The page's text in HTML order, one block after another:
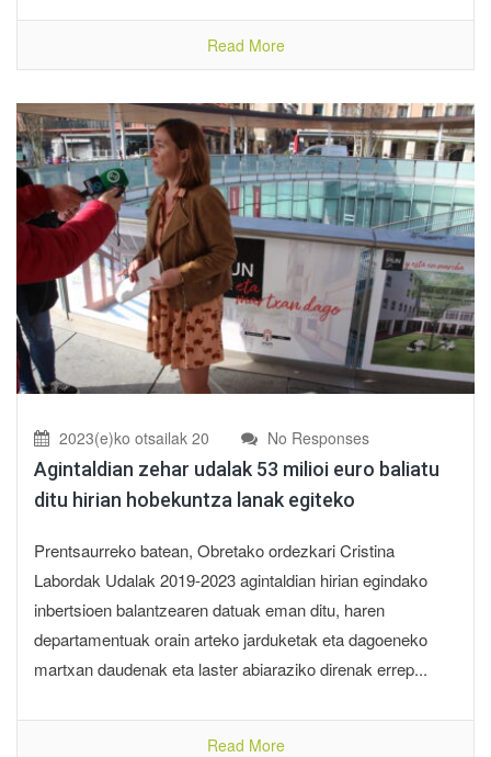
Read More
2023(e)ko otsailak 20 No Responses
Agintaldian zehar udalak 53 milioi euro baliatu
ditu hirian hobekuntza lanak egiteko
Prentsaurreko batean, Obretako ordezkari Cristina
Labordak Udalak 2019-2023 agintaldian hirian egindako
inbertsioen balantzearen datuak eman ditu, haren
departamentuak orain arteko jarduketak eta dagoeneko
martxan daudenak eta laster abiaraziko direnak errep...
Read More